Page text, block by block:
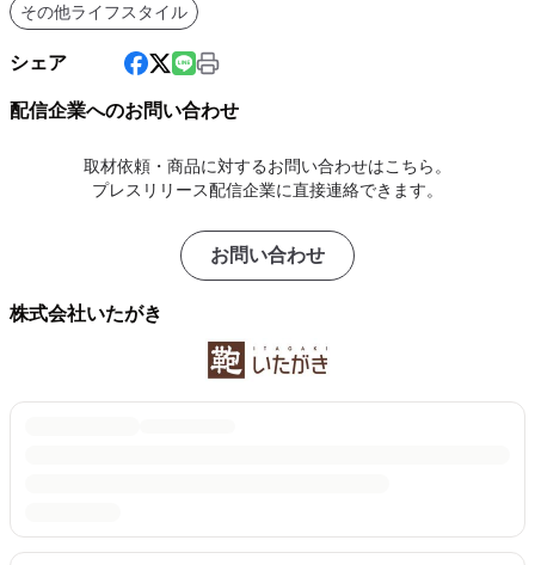
その他ライフスタイル
シェア
配信企業へのお問い合わせ
取材依頼・商品に対するお問い合わせはこちら。
プレスリリース配信企業に直接連絡できます。
お問い合わせ
株式会社いたがき